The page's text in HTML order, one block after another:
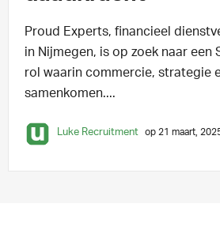
Proud Experts, financieel
in Nijmegen, is op zoek naar een
rol waarin commercie, strategie
samenkomen....
Luke Recruitment op 21 maart,